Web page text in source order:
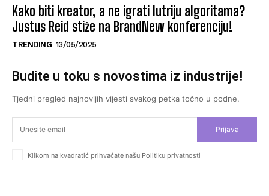
Kako biti kreator, a ne igrati lutriju algoritama?
Justus Reid stiže na BrandNew konferenciju!
TRENDING 13/05/2025
Budite u toku s novostima iz industrije!
Tjedni pregled najnovijih vijesti svakog petka točno u podne.
Prijava
Klikom na kvadratić prihvaćate našu Politiku privatnosti